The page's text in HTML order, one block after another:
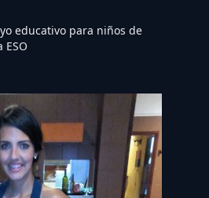
educativo para niños de